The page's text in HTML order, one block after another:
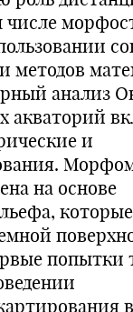
числе
методов
анализ
акваторий
и
на основе
попытки